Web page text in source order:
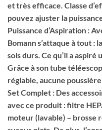
et très efficace. Classe
pouvez ajuster la
Puissance d’Aspiration :
Bomann s’attaque à tout :
sols durs. Ce qu’il a aspiré
Grâce à son tube
réglable, aucune
Set Complet : Des
avec ce produit : filtre
moteur (lavable) – brosse